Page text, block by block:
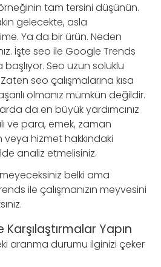
tam tersini düşünün.
gelecekte, asla
Ya da bir ürün. Neden
İşte seo ile Google Trends
Seo uzun soluklu
seo çalışmalarına kısa
olmanız mümkün değildir.
da en büyük yardımcınız
ve para, emek, zaman
hizmet hakkındaki
analiz etmelisiniz.
belki ama
ile çalışmanızın meyvesini
Yapın
aranma durumu ilginizi çeker